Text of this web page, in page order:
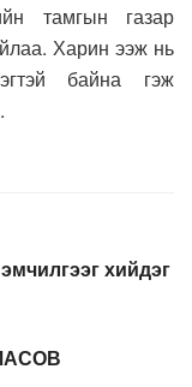
тамгын газар
Харин ээж нь
байна гэж
хийдэг